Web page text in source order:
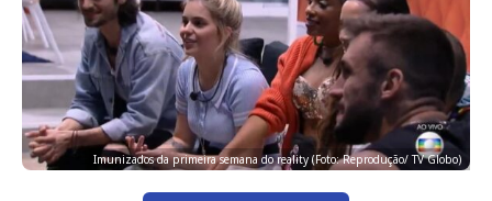
Imunizados da primeira semana do reality (Foto: Reprodução/ TV Globo)